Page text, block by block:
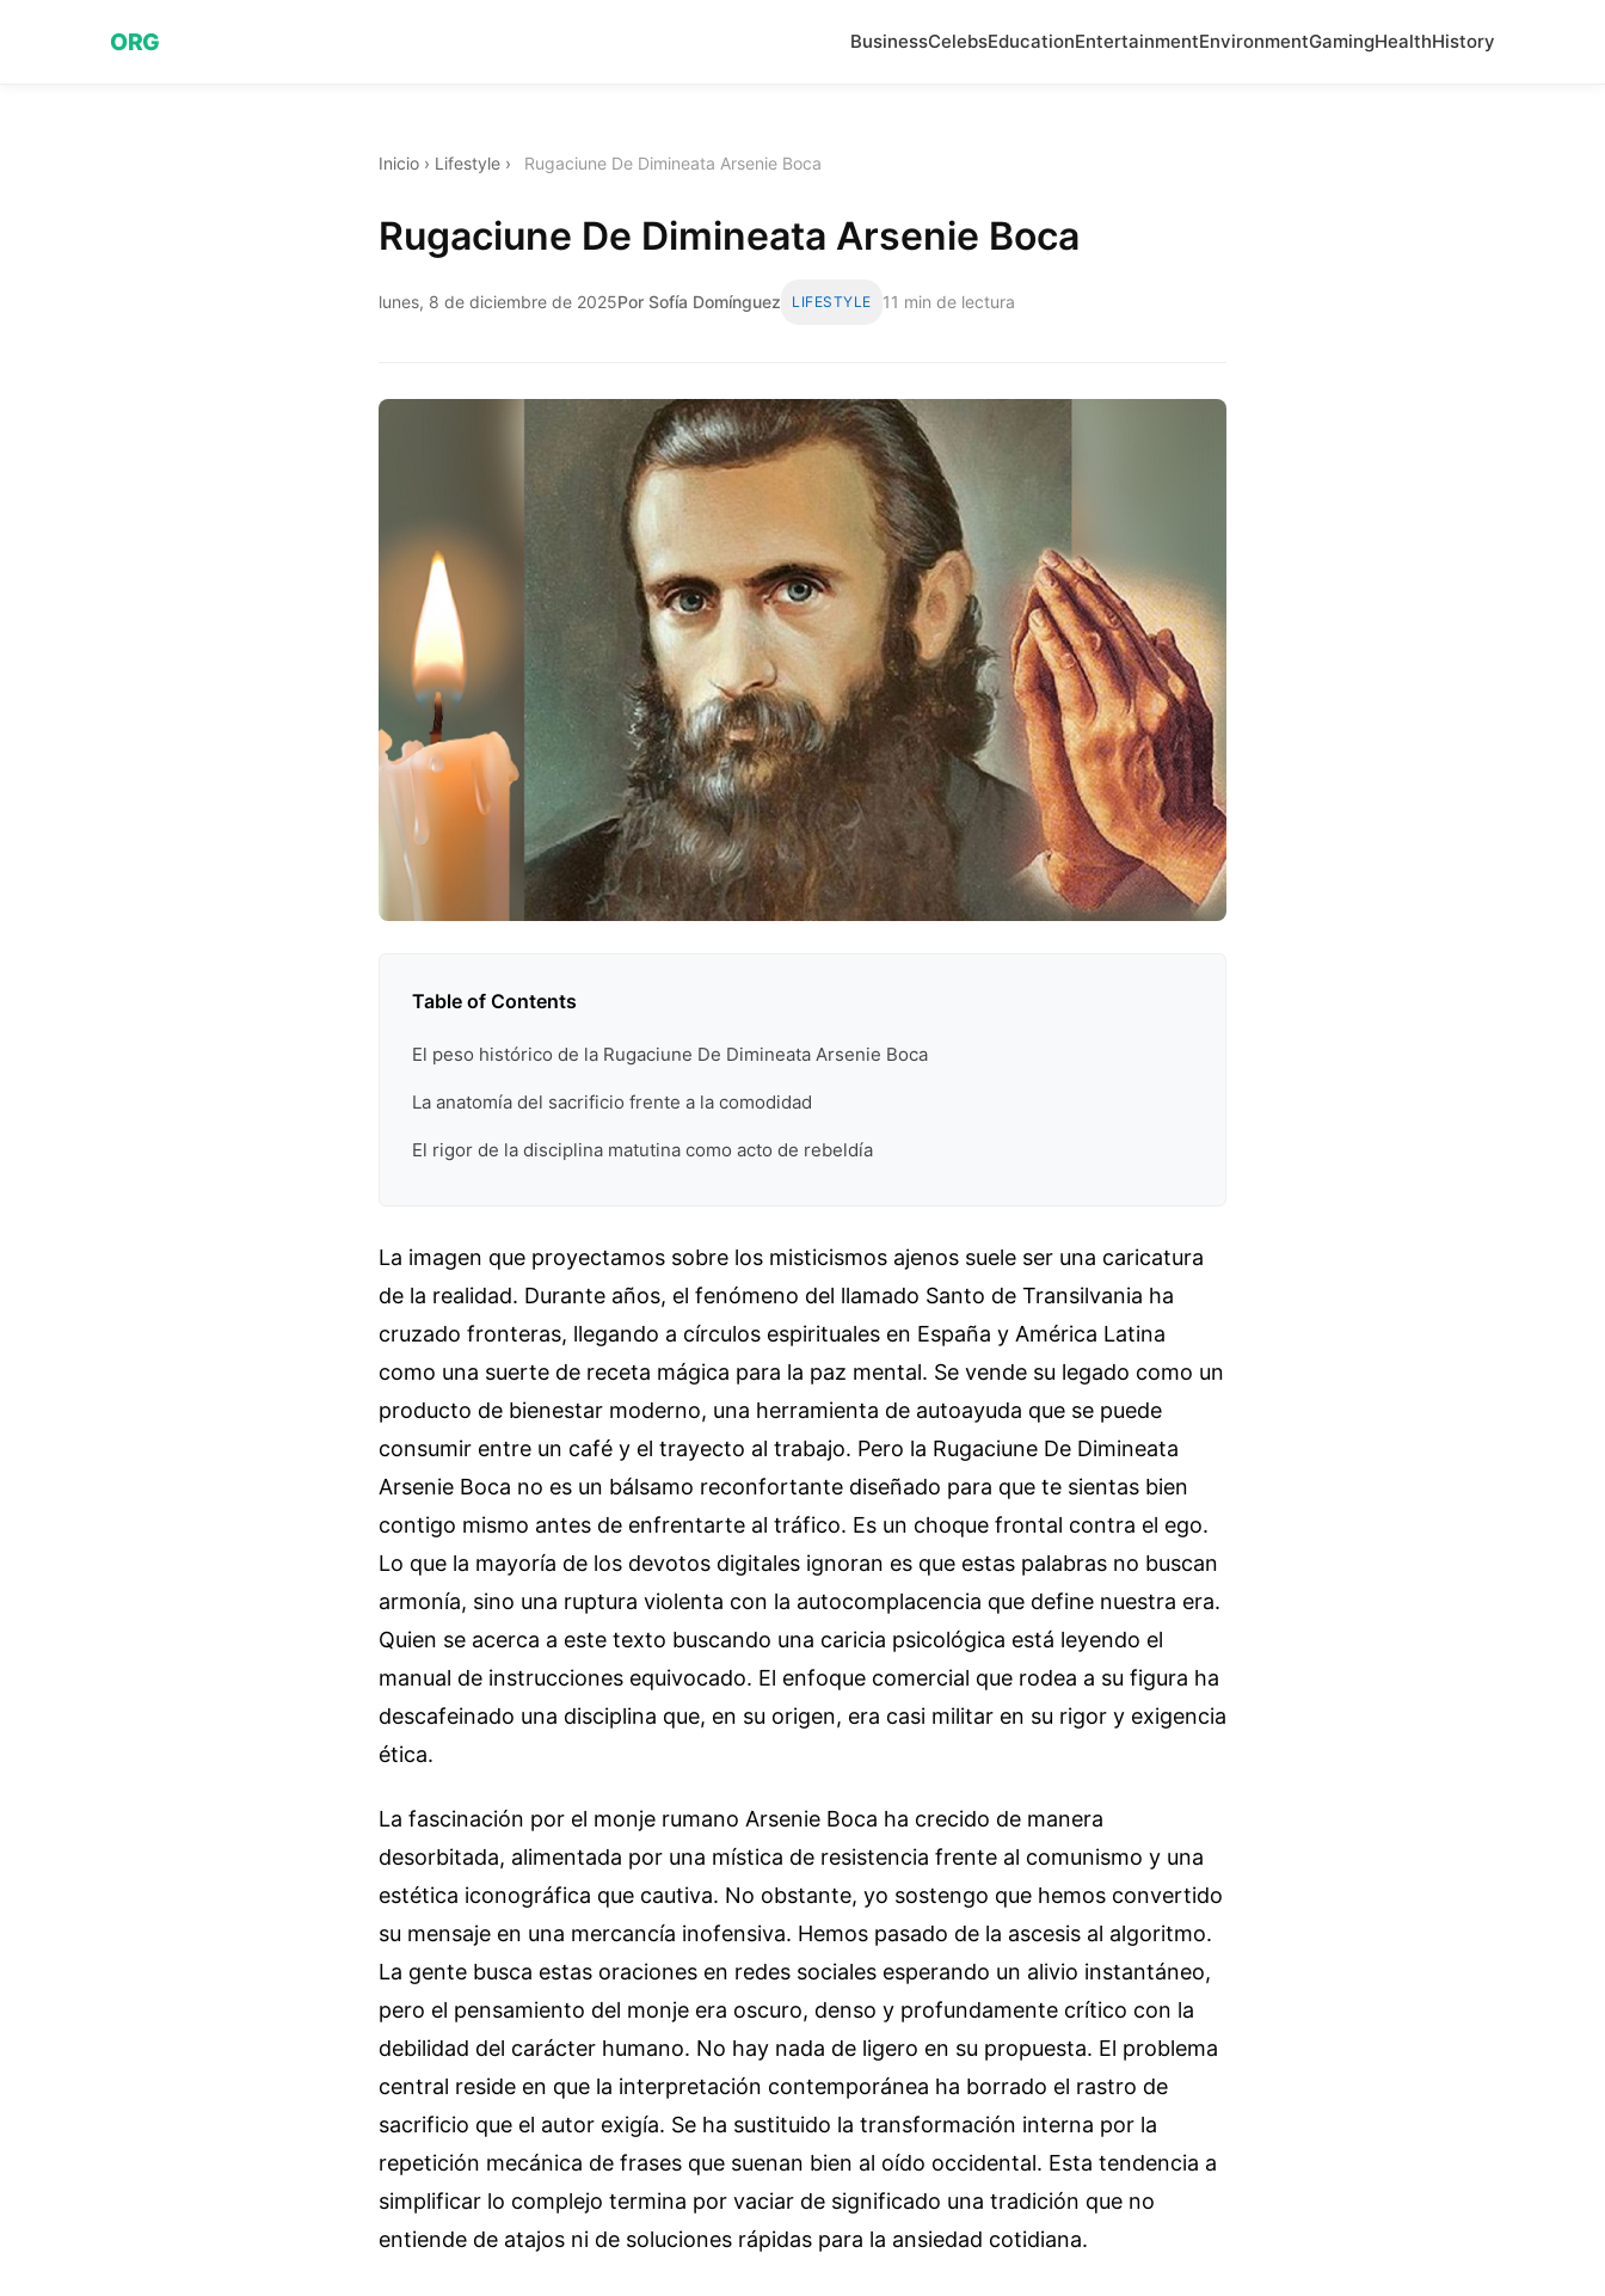
ORG BusinessCelebsEducationEntertainmentEnvironmentGamingHealthHistory
Inicio › Lifestyle › Rugaciune De Dimineata Arsenie Boca
Rugaciune De Dimineata Arsenie Boca
lunes, 8 de diciembre de 2025Por Sofía Domínguez LIFESTYLE 11 min de lectura
Table of Contents
El peso histórico de la Rugaciune De Dimineata Arsenie Boca
La anatomía del sacrificio frente a la comodidad
El rigor de la disciplina matutina como acto de rebeldía
La imagen que proyectamos sobre los misticismos ajenos suele ser una caricatura
de la realidad. Durante años, el fenómeno del llamado Santo de Transilvania ha
cruzado fronteras, llegando a círculos espirituales en España y América Latina
como una suerte de receta mágica para la paz mental. Se vende su legado como un
producto de bienestar moderno, una herramienta de autoayuda que se puede
consumir entre un café y el trayecto al trabajo. Pero la Rugaciune De Dimineata
Arsenie Boca no es un bálsamo reconfortante diseñado para que te sientas bien
contigo mismo antes de enfrentarte al tráfico. Es un choque frontal contra el ego.
Lo que la mayoría de los devotos digitales ignoran es que estas palabras no buscan
armonía, sino una ruptura violenta con la autocomplacencia que define nuestra era.
Quien se acerca a este texto buscando una caricia psicológica está leyendo el
manual de instrucciones equivocado. El enfoque comercial que rodea a su figura ha
descafeinado una disciplina que, en su origen, era casi militar en su rigor y exigencia
ética.
La fascinación por el monje rumano Arsenie Boca ha crecido de manera
desorbitada, alimentada por una mística de resistencia frente al comunismo y una
estética iconográfica que cautiva. No obstante, yo sostengo que hemos convertido
su mensaje en una mercancía inofensiva. Hemos pasado de la ascesis al algoritmo.
La gente busca estas oraciones en redes sociales esperando un alivio instantáneo,
pero el pensamiento del monje era oscuro, denso y profundamente crítico con la
debilidad del carácter humano. No hay nada de ligero en su propuesta. El problema
central reside en que la interpretación contemporánea ha borrado el rastro de
sacrificio que el autor exigía. Se ha sustituido la transformación interna por la
repetición mecánica de frases que suenan bien al oído occidental. Esta tendencia a
simplificar lo complejo termina por vaciar de significado una tradición que no
entiende de atajos ni de soluciones rápidas para la ansiedad cotidiana.